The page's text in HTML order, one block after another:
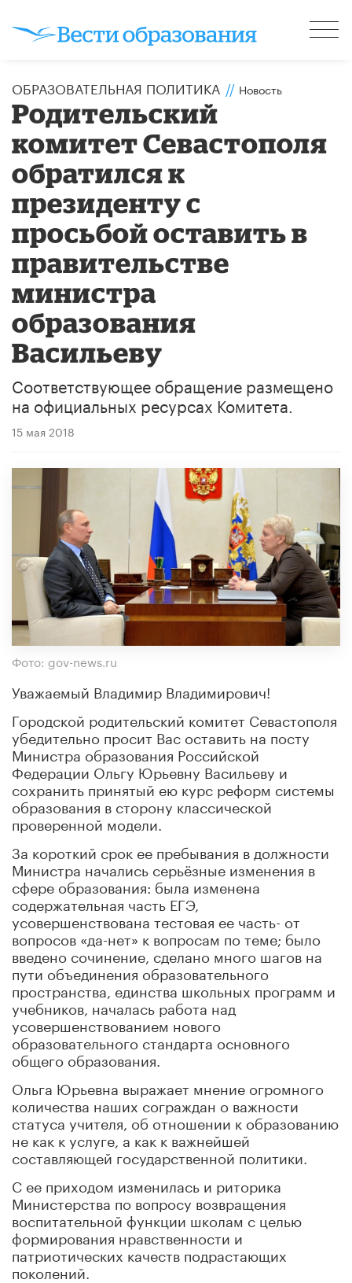
ОБРАЗОВАТЕЛЬНАЯ ПОЛИТИКА // Новость
Родительский
комитет Севастополя
обратился к
президенту с
просьбой оставить в
правительстве
министра
образования
Васильеву
Соответствующее обращение размещено
на официальных ресурсах Комитета.
15 мая 2018
Фото: gov-news.ru
Уважаемый Владимир Владимирович!
Городской родительский комитет Севастополя
убедительно просит Вас оставить на посту
Министра образования Российской
Федерации Ольгу Юрьевну Васильеву и
сохранить принятый ею курс реформ системы
образования в сторону классической
проверенной модели.
За короткий срок ее пребывания в должности
Министра начались серьёзные изменения в
сфере образования: была изменена
содержательная часть ЕГЭ,
усовершенствована тестовая ее часть- от
вопросов «да-нет» к вопросам по теме; было
введено сочинение, сделано много шагов на
пути объединения образовательного
пространства, единства школьных программ и
учебников, началась работа над
усовершенствованием нового
образовательного стандарта основного
общего образования.
Ольга Юрьевна выражает мнение огромного
количества наших сограждан о важности
статуса учителя, об отношении к образованию
не как к услуге, а как к важнейшей
составляющей государственной политики.
С ее приходом изменилась и риторика
Министерства по вопросу возвращения
воспитательной функции школам с целью
формирования нравственности и
патриотических качеств подрастающих
поколений.